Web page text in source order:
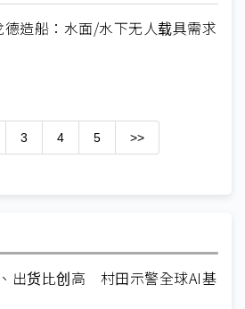
造船：水面/水下无人载具需求
3 4 5 >>
出货比创高 村田示警全球AI基